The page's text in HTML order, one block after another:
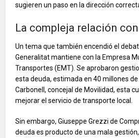
sugieren un paso en la dirección
La compleja relación
Un tema que también encendió el
Generalitat mantiene con la Empresa
Transportes (EMT). Se aprobaron
esta deuda, estimada en 40 millones
Carbonell, concejal de Movilidad, esta
mejorar el servicio de transporte local.
Sin embargo, Giuseppe Grezzi de
deuda es producto de una mala